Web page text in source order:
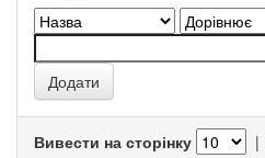
Вивести на сторінку |